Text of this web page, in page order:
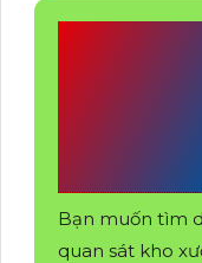
Bạn muốn tìm
quan sát kho